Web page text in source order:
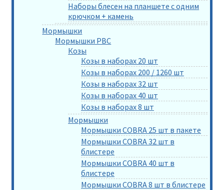
Наборы блесен на планшете с одним
крючком + камень
Мормышки
Мормышки РВС
Козы
Козы в наборах 20 шт
Козы в наборах 200 / 1260 шт
Козы в наборах 32 шт
Козы в наборах 40 шт
Козы в наборах 8 шт
Мормышки
Мормышки COBRA 25 шт в пакете
Мормышки COBRA 32 шт в
блистере
Мормышки COBRA 40 шт в
блистере
Мормышки COBRA 8 шт в блистере